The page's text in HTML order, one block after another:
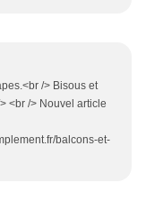
/> Bisous et
<br /> Nouvel article
balcons-et-